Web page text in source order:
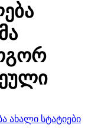
ახალი სტატიები